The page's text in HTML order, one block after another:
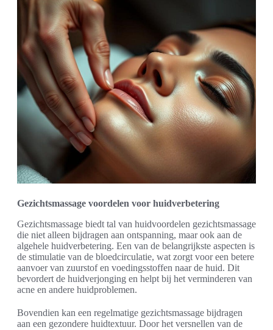
Gezichtsmassage voordelen voor huidverbetering
Gezichtsmassage biedt tal van huidvoordelen gezichtsmassage
die niet alleen bijdragen aan ontspanning, maar ook aan de
algehele huidverbetering. Een van de belangrijkste aspecten is
de stimulatie van de bloedcirculatie, wat zorgt voor een betere
aanvoer van zuurstof en voedingsstoffen naar de huid. Dit
bevordert de huidverjonging en helpt bij het verminderen van
acne en andere huidproblemen.
Bovendien kan een regelmatige gezichtsmassage bijdragen
aan een gezondere huidtextuur. Door het versnellen van de